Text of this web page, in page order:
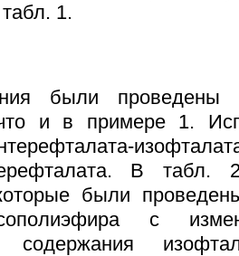
1.
были
и в примере 1.
В табл.
были
с
содержания